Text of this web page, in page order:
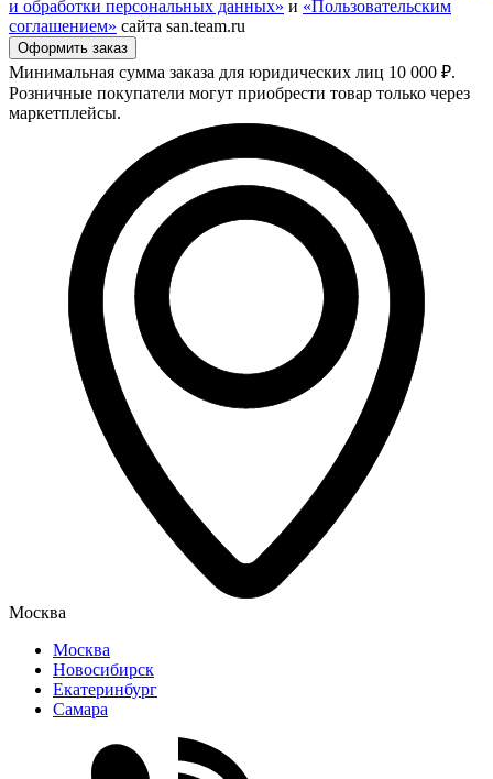
и обработки персональных данных» и «Пользовательским
соглашением» сайта san.team.ru
Минимальная сумма заказа для юридических лиц 10 000 ₽.
Розничные покупатели могут приобрести товар только через
маркетплейсы.
Москва
Москва
Новосибирск
Екатеринбург
Самара